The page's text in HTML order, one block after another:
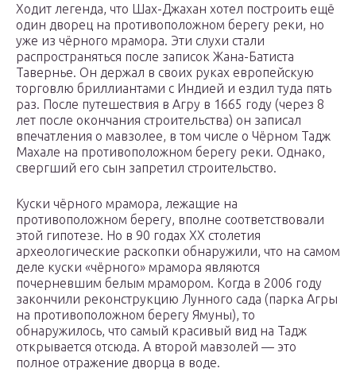
Ходит легенда, что Шах-Джахан хотел построить ещё
один дворец на противоположном берегу реки, но
уже из чёрного мрамора. Эти слухи стали
распространяться после записок Жана-Батиста
Тавернье. Он держал в своих руках европейскую
торговлю бриллиантами с Индией и ездил туда пять
раз. После путешествия в Агру в 1665 году (через 8
лет после окончания строительства) он записал
впечатления о мавзолее, в том числе о Чёрном Тадж
Махале на противоположном берегу реки. Однако,
свергший его сын запретил строительство.
Куски чёрного мрамора, лежащие на
противоположном берегу, вполне соответствовали
этой гипотезе. Но в 90 годах ХХ столетия
археологические раскопки обнаружили, что на самом
деле куски «чёрного» мрамора являются
почерневшим белым мрамором. Когда в 2006 году
закончили реконструкцию Лунного сада (парка Агры
на противоположном берегу Ямуны), то
обнаружилось, что самый красивый вид на Тадж
открывается отсюда. А второй мавзолей — это
полное отражение дворца в воде.